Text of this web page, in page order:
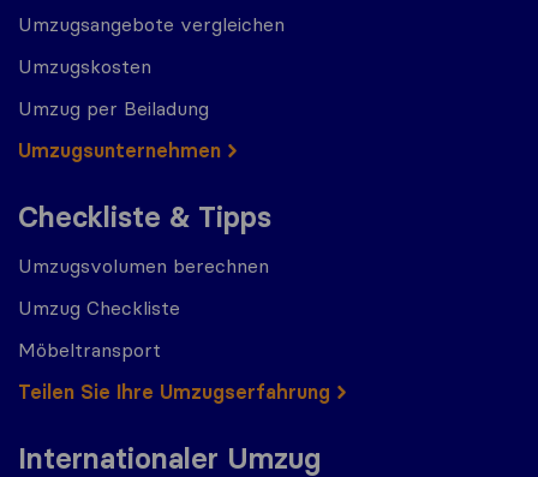
Umzugsangebote vergleichen
Umzugskosten
Umzug per Beiladung
Umzugs​​unternehmen
Checkliste & Tipps
Umzugsvolumen berechnen
Umzug Checkliste
Möbeltransport
Teilen Sie Ihre Umzugserfahrung
Internationaler Umzug